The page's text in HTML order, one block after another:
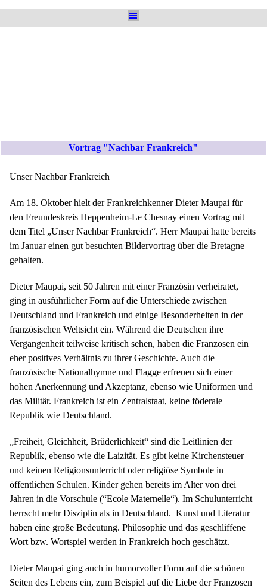
Menü überspringen
Vortrag "Nachbar Frankreich"
Unser Nachbar Frankreich
Am 18. Oktober hielt der Frankreichkenner Dieter Maupai für
den Freundeskreis Heppenheim-Le Chesnay einen Vortrag mit
dem Titel „Unser Nachbar Frankreich“. Herr Maupai hatte bereits
im Januar einen gut besuchten Bildervortrag über die Bretagne
gehalten.
Dieter Maupai, seit 50 Jahren mit einer Französin verheiratet,
ging in ausführlicher Form auf die Unterschiede zwischen
Deutschland und Frankreich und einige Besonderheiten in der
französischen Weltsicht ein. Während die Deutschen ihre
Vergangenheit teilweise kritisch sehen, haben die Franzosen ein
eher positives Verhältnis zu ihrer Geschichte. Auch die
französische Nationalhymne und Flagge erfreuen sich einer
hohen Anerkennung und Akzeptanz, ebenso wie Uniformen und
das Militär. Frankreich ist ein Zentralstaat, keine föderale
Republik wie Deutschland.
„Freiheit, Gleichheit, Brüderlichkeit“ sind die Leitlinien der
Republik, ebenso wie die Laizität. Es gibt keine Kirchensteuer
und keinen Religionsunterricht oder religiöse Symbole in
öffentlichen Schulen. Kinder gehen bereits im Alter von drei
Jahren in die Vorschule (“Ecole Maternelle“). Im Schulunterricht
herrscht mehr Disziplin als in Deutschland. Kunst und Literatur
haben eine große Bedeutung. Philosophie und das geschliffene
Wort bzw. Wortspiel werden in Frankreich hoch geschätzt.
Dieter Maupai ging auch in humorvoller Form auf die schönen
Seiten des Lebens ein, zum Beispiel auf die Liebe der Franzosen